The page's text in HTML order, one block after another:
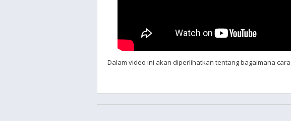
Dalam video ini akan diperlihatkan tentang bagaimana